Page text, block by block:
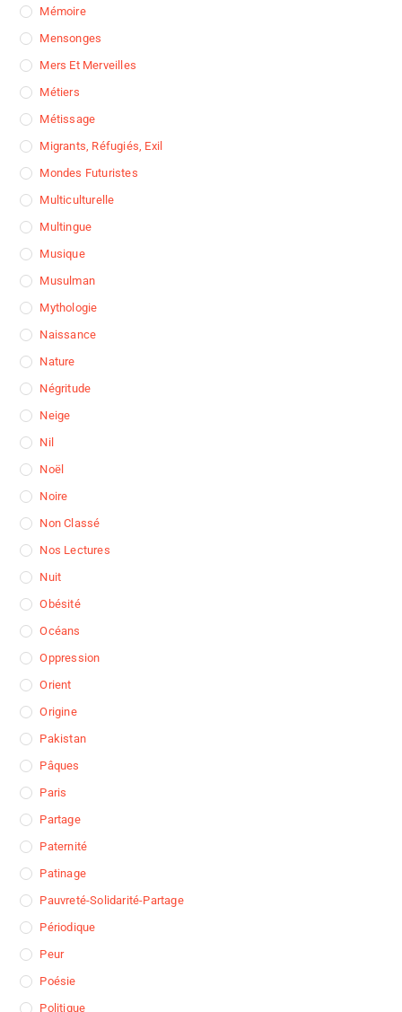
Mémoire
Mensonges
Mers Et Merveilles
Métiers
Métissage
Migrants, Réfugiés, Exil
Mondes Futuristes
Multiculturelle
Multingue
Musique
Musulman
Mythologie
Naissance
Nature
Négritude
Neige
Nil
Noël
Noire
Non Classé
Nos Lectures
Nuit
Obésité
Océans
Oppression
Orient
Origine
Pakistan
Pâques
Paris
Partage
Paternité
Patinage
Pauvreté-Solidarité-Partage
Périodique
Peur
Poésie
Politique